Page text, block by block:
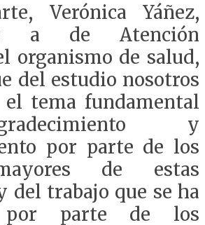
Verónica Yáñez,
a de Atención
organismo de salud,
del estudio nosotros
el tema fundamental
y
por parte de los
de estas
del trabajo que se ha
por parte de los